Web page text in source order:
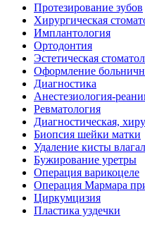
Протезирование зубов
Хирургическая
Имплантология
Ортодонтия
Эстетическая
Оформление
Диагностика
Анестезиология-
Ревматология
Диагностическая,
Биопсия шейки матки
Удаление кисты
Бужирование уретры
Операция варикоцеле
Операция Мармара
Циркумцизия
Пластика уздечки